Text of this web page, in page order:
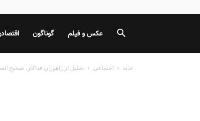
گوناگون عکس و فیلم
خانه اجتماعی تجلیل از راهوران فداکار، صحیح